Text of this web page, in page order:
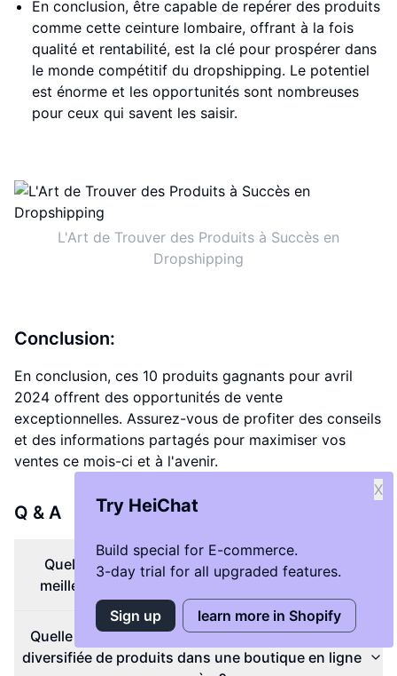
En conclusion, être capable de repérer des produits
comme cette ceinture lombaire, offrant à la fois
qualité et rentabilité, est la clé pour prospérer dans
le monde compétitif du dropshipping. Le potentiel
est énorme et les opportunités sont nombreuses
pour ceux qui savent les saisir.
L'Art de Trouver des Produits à Succès en
Dropshipping
Conclusion:
En conclusion, ces 10 produits gagnants pour avril
2024 offrent des opportunités de vente
exceptionnelles. Assurez-vous de profiter des conseils
et des informations partagés pour maximiser vos
ventes ce mois-ci et à l'avenir.
Q & A
Quel est le premier produit de la liste des 10
meilleurs produits gagnants pour avril 2024?
Quelle est l'importance de proposer une gamme
diversifiée de produits dans une boutique en ligne
Try HeiChat
Build special for E-commerce.
3-day trial for all upgraded features.
X
Sign up learn more in Shopify